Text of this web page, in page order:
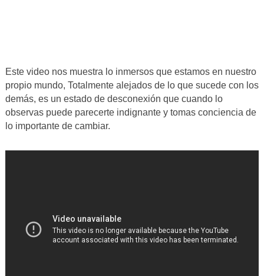
Este video nos muestra lo inmersos que estamos en nuestro
propio mundo, Totalmente alejados de lo que sucede con los
demás, es un estado de desconexión que cuando lo
observas puede parecerte indignante y tomas conciencia de
lo importante de cambiar.